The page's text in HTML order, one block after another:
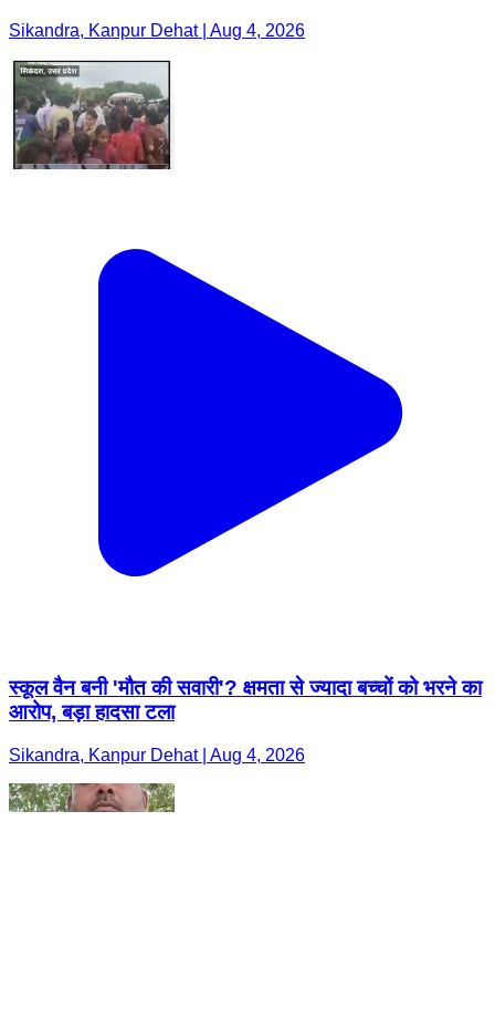
Sikandra, Kanpur Dehat | Aug 4, 2026
स्कूल वैन बनी 'मौत की सवारी'? क्षमता से ज्यादा बच्चों को भरने का
आरोप, बड़ा हादसा टला
Sikandra, Kanpur Dehat | Aug 4, 2026